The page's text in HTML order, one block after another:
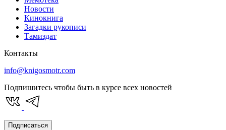
Новости
Кинокнига
Загадки рукописи
Тамиздат
Контакты
info@knigosmotr.com
Подпишитесь чтобы быть в курсе всех новостей
Подписаться